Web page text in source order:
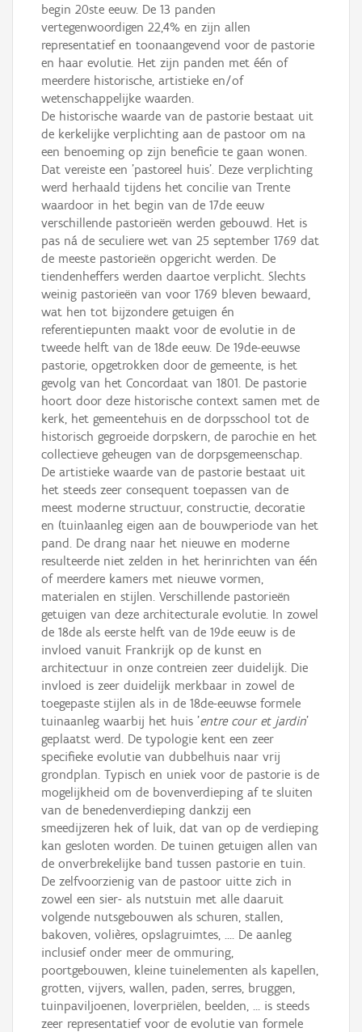
begin 20ste eeuw. De 13 panden
vertegenwoordigen 22,4% en zijn allen
representatief en toonaangevend voor de pastorie
en haar evolutie. Het zijn panden met één of
meerdere historische, artistieke en/of
wetenschappelijke waarden.
De historische waarde van de pastorie bestaat uit
de kerkelijke verplichting aan de pastoor om na
een benoeming op zijn beneficie te gaan wonen.
Dat vereiste een 'pastoreel huis'. Deze verplichting
werd herhaald tijdens het concilie van Trente
waardoor in het begin van de 17de eeuw
verschillende pastorieën werden gebouwd. Het is
pas ná de seculiere wet van 25 september 1769 dat
de meeste pastorieën opgericht werden. De
tiendenheffers werden daartoe verplicht. Slechts
weinig pastorieën van voor 1769 bleven bewaard,
wat hen tot bijzondere getuigen én
referentiepunten maakt voor de evolutie in de
tweede helft van de 18de eeuw. De 19de-eeuwse
pastorie, opgetrokken door de gemeente, is het
gevolg van het Concordaat van 1801. De pastorie
hoort door deze historische context samen met de
kerk, het gemeentehuis en de dorpsschool tot de
historisch gegroeide dorpskern, de parochie en het
collectieve geheugen van de dorpsgemeenschap.
De artistieke waarde van de pastorie bestaat uit
het steeds zeer consequent toepassen van de
meest moderne structuur, constructie, decoratie
en (tuin)aanleg eigen aan de bouwperiode van het
pand. De drang naar het nieuwe en moderne
resulteerde niet zelden in het herinrichten van één
of meerdere kamers met nieuwe vormen,
materialen en stijlen. Verschillende pastorieën
getuigen van deze architecturale evolutie. In zowel
de 18de als eerste helft van de 19de eeuw is de
invloed vanuit Frankrijk op de kunst en
architectuur in onze contreien zeer duidelijk. Die
invloed is zeer duidelijk merkbaar in zowel de
toegepaste stijlen als in de 18de-eeuwse formele
tuinaanleg waarbij het huis 'entre cour et jardin'
geplaatst werd. De typologie kent een zeer
specifieke evolutie van dubbelhuis naar vrij
grondplan. Typisch en uniek voor de pastorie is de
mogelijkheid om de bovenverdieping af te sluiten
van de benedenverdieping dankzij een
smeedijzeren hek of luik, dat van op de verdieping
kan gesloten worden. De tuinen getuigen allen van
de onverbrekelijke band tussen pastorie en tuin.
De zelfvoorzienig van de pastoor uitte zich in
zowel een sier- als nutstuin met alle daaruit
volgende nutsgebouwen als schuren, stallen,
bakoven, volières, opslagruimtes, .... De aanleg
inclusief onder meer de ommuring,
poortgebouwen, kleine tuinelementen als kapellen,
grotten, vijvers, wallen, paden, serres, bruggen,
tuinpaviljoenen, loverpriëlen, beelden, ... is steeds
zeer representatief voor de evolutie van formele